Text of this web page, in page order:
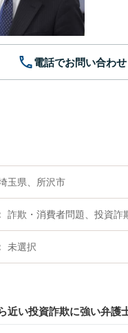
電話でお問い合わせ
玉県、所沢市
詐欺・消費者問題、投資詐
未選択
近い投資詐欺に強い弁護